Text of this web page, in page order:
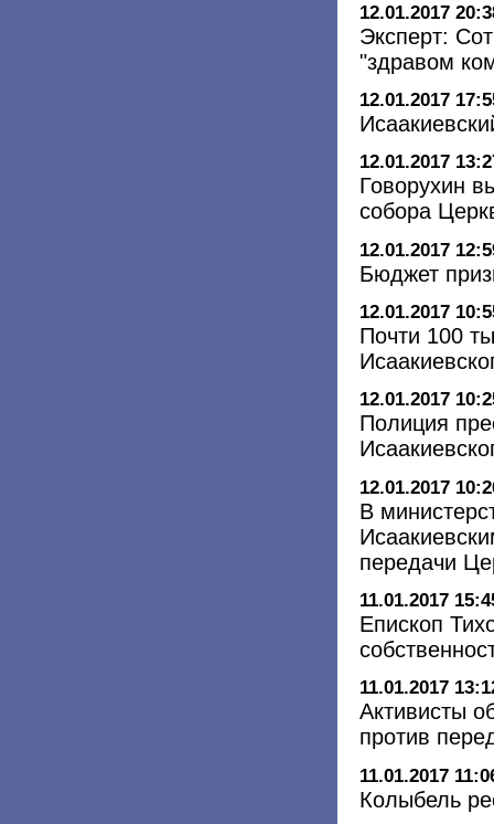
12.01.2017
Эксперт:
"здравом
12.01.2017
12.01.2017
Говорухин
собора
12.01.2017
Бюджет
12.01.2017
Почти 100
12.01.2017
Полиция
12.01.2017
В
передачи
11.01.2017
Епископ
11.01.2017
Активисты
против
11.01.2017
Колыбель